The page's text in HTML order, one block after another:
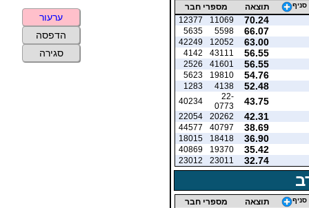
סניף תוצאה מספרי חבר
70.24
11069
12377
66.07
5598
5635
63.00
12052
42249
56.55
43111
4142
56.55
41601
2526
54.76
19810
5623
52.48
4138
1283
43.75
22-
0773
40234
42.31
20262
22054
38.69
40797
44577
36.90
18418
18015
35.42
19370
40869
32.74
23011
23012
סניף תוצאה מספרי חבר
ערעור
הדפסה
סגירה